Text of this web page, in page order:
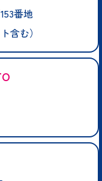
番地
含む）